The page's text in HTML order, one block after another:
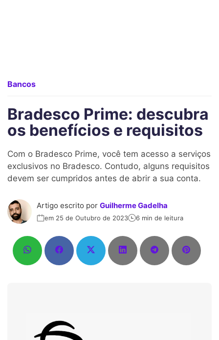
Bancos
Bradesco Prime: descubra
os benefícios e requisitos
Com o Bradesco Prime, você tem acesso a serviços
exclusivos no Bradesco. Contudo, alguns requisitos
devem ser cumpridos antes de abrir a sua conta.
Artigo escrito por Guilherme Gadelha
em 25 de Outubro de 2023 6 min de leitura